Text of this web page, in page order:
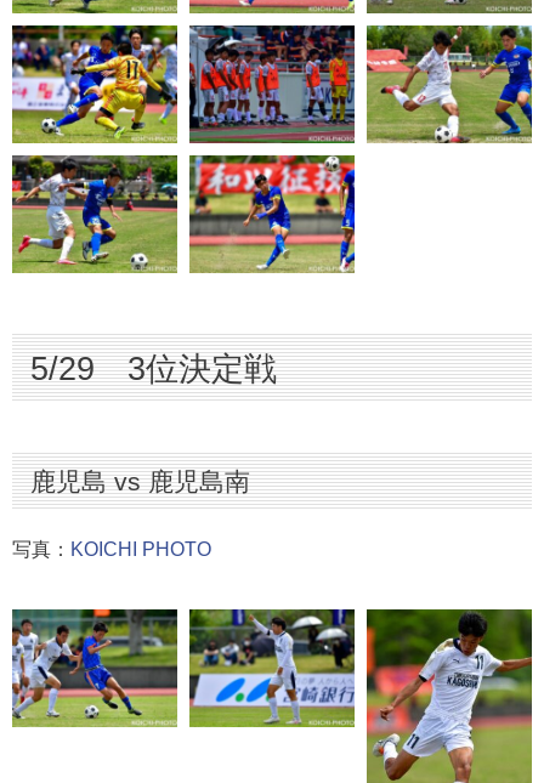
5/29 3位決定戦
鹿児島 vs 鹿児島南
写真： KOICHI PHOTO